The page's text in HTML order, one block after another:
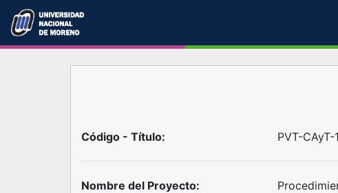
Código - Título: PVT-
Nombre del Proyecto: